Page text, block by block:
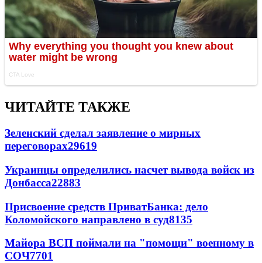
ЧИТАЙТЕ ТАКЖЕ
Зеленский сделал заявление о мирных
переговорах29619
Украинцы определились насчет вывода войск из
Донбасса22883
Присвоение средств ПриватБанка: дело
Коломойского направлено в суд8135
Майора ВСП поймали на "помощи" военному в
СОЧ7701